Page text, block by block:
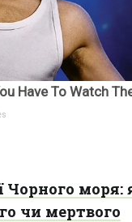
Чорного моря:
чи мертвого